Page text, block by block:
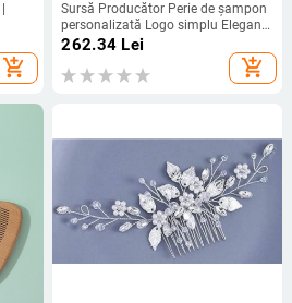
add_shopping_cart
Sursă Producător Perie de șampon
personalizată Logo simplu Elegant
Pieptene de masaj manual Cap
Șampon Pieptene Artefact de
curățare
262.34 Lei
add_shopping_cart